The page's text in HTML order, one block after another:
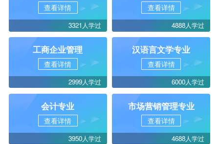
查看详情
3321人学过
查看详情
4888人学过
工商企业管理
查看详情
2999人学过
汉语言文学专业
查看详情
6000人学过
会计专业
查看详情
3950人学过
市场营销管理专业
查看详情
4688人学过